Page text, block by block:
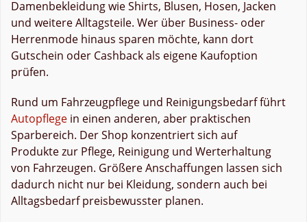
Damenbekleidung wie Shirts, Blusen, Hosen, Jacken
und weitere Alltagsteile. Wer über Business- oder
Herrenmode hinaus sparen möchte, kann dort
Gutschein oder Cashback als eigene Kaufoption
prüfen.
Rund um Fahrzeugpflege und Reinigungsbedarf führt
Autopflege in einen anderen, aber praktischen
Sparbereich. Der Shop konzentriert sich auf
Produkte zur Pflege, Reinigung und Werterhaltung
von Fahrzeugen. Größere Anschaffungen lassen sich
dadurch nicht nur bei Kleidung, sondern auch bei
Alltagsbedarf preisbewusster planen.